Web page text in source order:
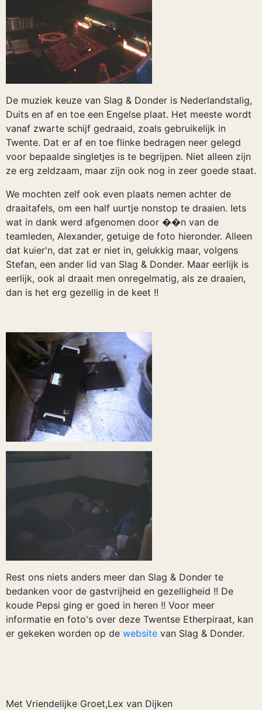
De muziek keuze van Slag & Donder is Nederlandstalig,
Duits en af en toe een Engelse plaat. Het meeste wordt
vanaf zwarte schijf gedraaid, zoals gebruikelijk in
Twente. Dat er af en toe flinke bedragen neer gelegd
voor bepaalde singletjes is te begrijpen. Niet alleen zijn
ze erg zeldzaam, maar zijn ook nog in zeer goede staat.
We mochten zelf ook even plaats nemen achter de
draaitafels, om een half uurtje nonstop te draaien. Iets
wat in dank werd afgenomen door ��n van de
teamleden, Alexander, getuige de foto hieronder. Alleen
dat kuier'n, dat zat er niet in, gelukkig maar, volgens
Stefan, een ander lid van Slag & Donder. Maar eerlijk is
eerlijk, ook al draait men onregelmatig, als ze draaien,
dan is het erg gezellig in de keet !!
Rest ons niets anders meer dan Slag & Donder te
bedanken voor de gastvrijheid en gezelligheid !! De
koude Pepsi ging er goed in heren !! Voor meer
informatie en foto's over deze Twentse Etherpiraat, kan
er gekeken worden op de website van Slag & Donder.
Met Vriendelijke Groet,Lex van Dijken